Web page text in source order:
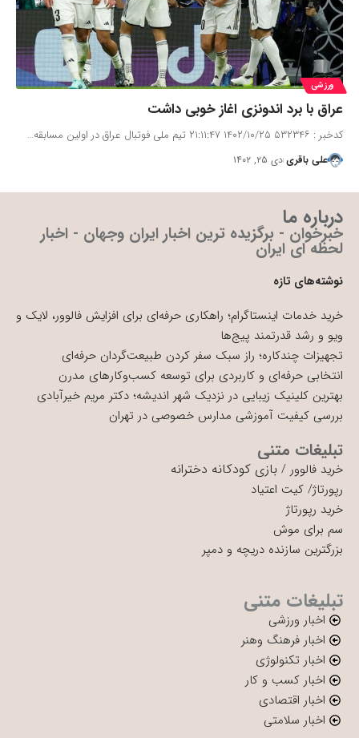
ورزشی
عراق با برد اندونزی اغاز خوبی داشت
کدخبر : ۵۳۲۳۴۶ ۱۴۰۲/۱۰/۲۵ ۲۱:۱۱:۴۷ تیم ملی فوتبال عراق در اولین مسابقه…
علی باقری دی ۲۵, ۱۴۰۲
درباره ما
خبرخوان - برگزیده ترین اخبار ایران وجهان - اخبار
لحظه ای ایران
نوشته‌های تازه
خرید خدمات اینستاگرام؛ راهکاری حرفه‌ای برای افزایش فالوور، لایک و
ویو و رشد قدرتمند پیج‌ها
تجهیزات چندکاره؛ راز سبک سفر کردن طبیعت‌گردان حرفه‌ای
انتخابی حرفه‌ای و کاربردی برای توسعه کسب‌وکارهای مدرن
بهترین کلینیک زیبایی در نزدیک شهر اندیشه؛ دکتر مریم خیرآبادی
بررسی کیفیت آموزشی مدارس خصوصی در تهران
تبلیغات متنی
خرید فالوور / بازی کودکانه دخترانه
رپورتاژ/ کیت اعتیاد
خرید رپورتاژ
سم برای موش
بزرگترین سازنده دریچه و دمپر
تبلیغات متنی
اخبار ورزشی
اخبار فرهنگ وهنر
اخبار تکنولوژی
اخبار کسب و کار
اخبار اقتصادی
اخبار سلامتی